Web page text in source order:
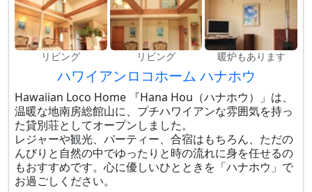
リビング リビング 暖炉もあります
ハワイアンロコホーム ハナホウ
Hawaiian Loco Home 『Hana Hou（ハナホウ）」は、
温暖な地南房総館山に、プチハワイアンな雰囲気を持っ
た貸別荘としてオープンしました。
レジャーや観光、パーティー、合宿はもちろん、ただの
んびりと自然の中でゆったりと時の流れに身を任せるの
もおすすめです。心に優しいひとときを「ハナホウ」で
お過ごしください。